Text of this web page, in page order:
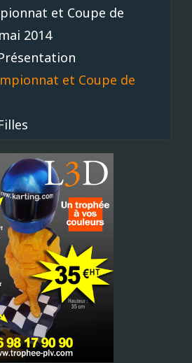
et Coupe de
2014
et Coupe de